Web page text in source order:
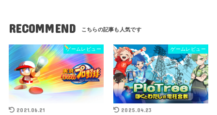
RECOMMEND
ゲームレビュー
2021.06.21
ゲームレビュー
2025.04.23